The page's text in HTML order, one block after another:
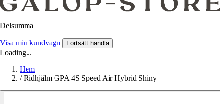
Delsumma
Visa min kundvagn Fortsätt handla
Loading...
Hem
/ Ridhjälm GPA 4S Speed Air Hybrid Shiny